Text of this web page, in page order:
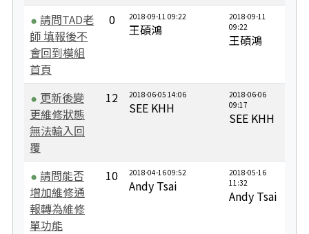
請問TAD老
師 填報後不
會回到模組
首頁
0 2018-09-11 09:22
王碩鴻
2018-09-11
09:22
王碩鴻
更新後變
更維修狀態
無法輸入回
覆
12 2018-06-05 14:06
SEE KHH
2018-06-06
09:17
SEE KHH
請問能否
增加維修通
報轉為維修
單功能
10 2018-04-16 09:52
Andy Tsai
2018-05-16
11:32
Andy Tsai